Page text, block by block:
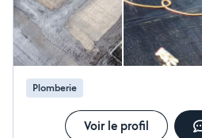
Plomberie
Voir le profil